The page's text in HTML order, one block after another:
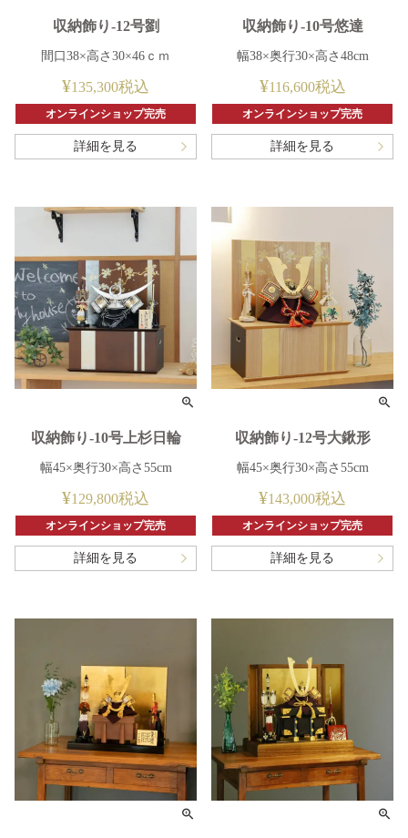
収納飾り-12号劉
間口38×高さ30×46ｃｍ
¥135,300税込
オンラインショップ完売
詳細を見る
収納飾り-10号悠達
幅38×奥行30×高さ48cm
¥116,600税込
オンラインショップ完売
詳細を見る
収納飾り-10号上杉日輪
幅45×奥行30×高さ55cm
¥129,800税込
オンラインショップ完売
詳細を見る
収納飾り-12号大鍬形
幅45×奥行30×高さ55cm
¥143,000税込
オンラインショップ完売
詳細を見る